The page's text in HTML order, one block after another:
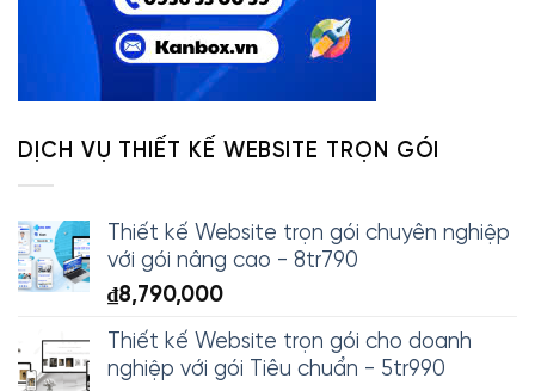
DỊCH VỤ THIẾT KẾ WEBSITE TRỌN GÓI
Thiết kế Website trọn gói chuyên nghiệp
với gói nâng cao - 8tr790
₫8,790,000
Thiết kế Website trọn gói cho doanh
nghiệp với gói Tiêu chuẩn - 5tr990